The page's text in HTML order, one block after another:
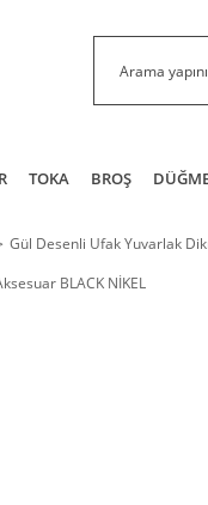
TOKA BROŞ
Gül Desenli Ufak Yuvarlak